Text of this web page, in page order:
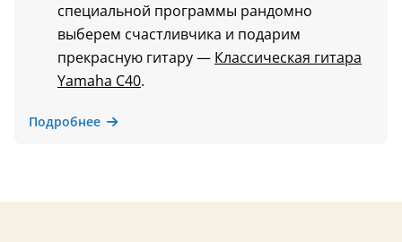
специальной программы рандомно
выберем счастливчика и подарим
прекрасную гитару — Классическая гитара
Yamaha C40.
Подробнее